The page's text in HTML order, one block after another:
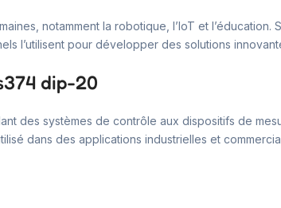
notamment la robotique, l’IoT et
l’utilisent pour développer des solutions
dip-20
des systèmes de contrôle aux dispositifs de
dans des applications industrielles et